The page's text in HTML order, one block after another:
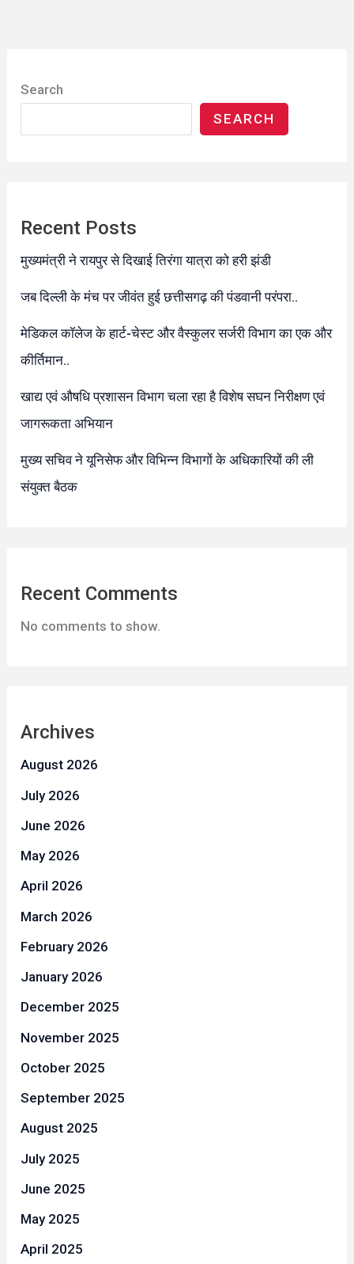
Search
SEARCH
Recent Posts
मुख्यमंत्री ने रायपुर से दिखाई तिरंगा यात्रा को हरी झंडी
जब दिल्ली के मंच पर जीवंत हुई छत्तीसगढ़ की पंडवानी परंपरा..
​मेडिकल कॉलेज के हार्ट-चेस्ट और वैस्कुलर सर्जरी विभाग का एक और
कीर्तिमान..
खाद्य एवं औषधि प्रशासन विभाग चला रहा है विशेष सघन निरीक्षण एवं
जागरूकता अभियान
मुख्य सचिव ने यूनिसेफ और विभिन्न विभागों के अधिकारियों की ली
संयुक्त बैठक
Recent Comments
No comments to show.
Archives
August 2026
July 2026
June 2026
May 2026
April 2026
March 2026
February 2026
January 2026
December 2025
November 2025
October 2025
September 2025
August 2025
July 2025
June 2025
May 2025
April 2025